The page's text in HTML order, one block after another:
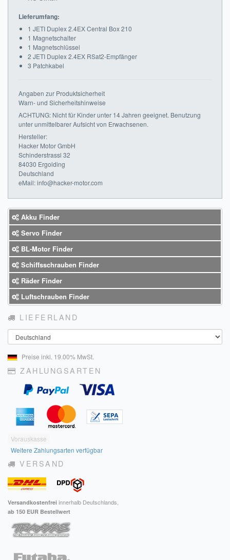
Lieferumfang:
1 JETI Duplex 2.4EX Central Box 210
1 Magnetschalter
1 Magnetschlüssel
2 JETI Duplex 2.4EX RSat2-Empfänger
3 Patchkabel
Angaben zur Produktsicherheit
Warn- und Sicherheitshinweise
ACHTUNG: Nicht für Kinder unter 14 Jahren geeignet. Benutzung
unter unmittelbarer Aufsicht von Erwachsenen.
Hersteller:
Hacker Motor GmbH
Schinderstrassl 32
84030 Ergolding
Deutschland
eMail: info@hacker-motor.com
Akku Finder
Servo Finder
BL-Motor Finder
Schiffsschrauben Finder
Räder Finder
Luftschrauben Finder
LIEFERLAND
Land
Preise inkl. 19.00% MwSt.
ZAHLUNGSARTEN
Vorauskasse
Weitere Zahlungsarten verfügbar
VERSAND
Versandkostenfrei innerhalb Deutschlands,
ab 150 EUR Bestellwert